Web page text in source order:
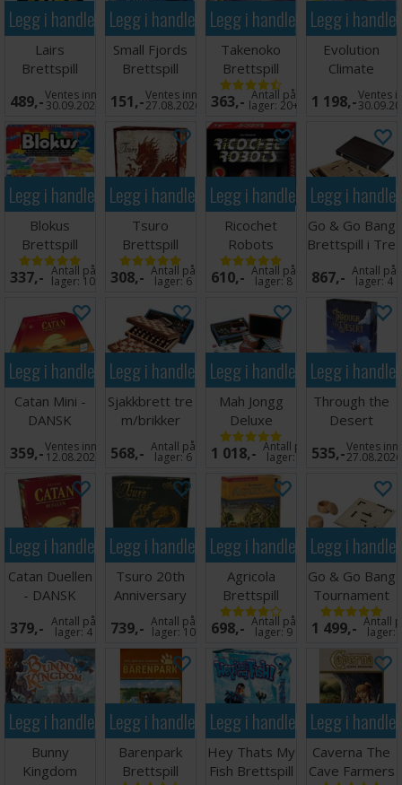
Legg i handlekurven
Lairs
Brettspill
489,-Ventes inn
30.09.2026
Legg i handlekurven
Small Fjords
Brettspill
151,-Ventes inn
27.08.2026
Legg i handlekurven
Takenoko
Brettspill
(Norsk)
363,- Antall på
lager:20+
Legg i
Evolution
Climate
Brettspill
1 198,-Ventes
Legg i handlekurven
Blokus
Brettspill
337,- Antall på
lager: 10
Legg i handlekurven
Tsuro
Brettspill
(Norsk)
308,- Antall på
lager:6
Legg i handlekurven
Ricochet
Robots
Brettspill
610,- Antall på
lager:8
Legg i
Go & Go Bang
Brettspill i Tre
36x46 cm
867,- Antall på
lager:4
Legg i handlekurven
Catan Mini -
DANSK
359,-Ventes inn
12.08.2026
Legg i handlekurven
Sjakkbrett tre
m/brikker
Foldbar
30x30cm
568,- Antall på
lager:6
Legg i handlekurven
Mah Jongg
Deluxe
Brettspill
1 018,- Antall på
lager:
Legg i
Through the
Desert
Brettspill
535,-Ventes inn
27.08.2026
Legg i handlekurven
Catan Duellen
- DANSK
379,- Antall på
lager:4
Legg i handlekurven
Tsuro 20th
Anniversary
Ed Brettspill
739,- Antall på
lager: 10
Legg i handlekurven
Agricola
Brettspill
698,- Antall på
lager:9
Legg i
Go & Go Bang
Tournament
47x44cm
1 499,- Antall
lager:
Legg i handlekurven
Bunny
Kingdom
Legg i handlekurven
Barenpark
Brettspill
Legg i handlekurven
Hey Thats My
Fish Brettspill
Legg i
Caverna The
Cave Farmers